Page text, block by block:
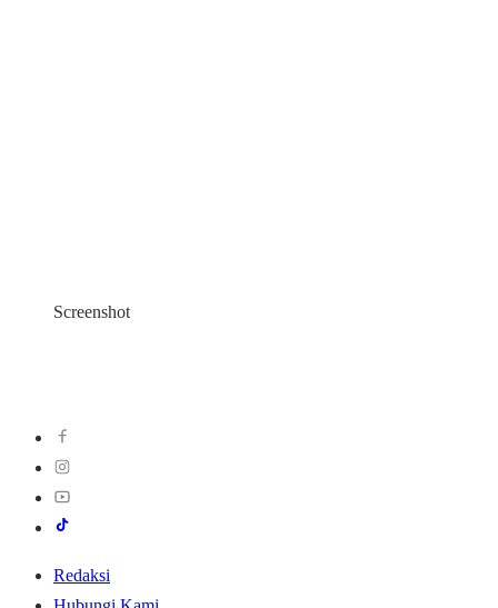
Screenshot
Redaksi